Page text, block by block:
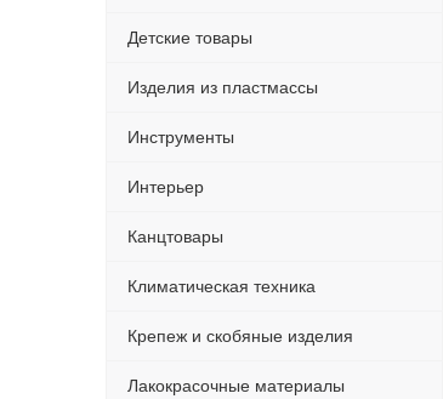
Детские товары
Изделия из пластмассы
Инструменты
Интерьер
Канцтовары
Климатическая техника
Крепеж и скобяные изделия
Лакокрасочные материалы